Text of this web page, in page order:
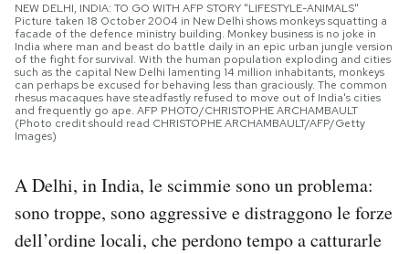
I MIEI PREFERITI
SHOP
CALENDARIO
Area Personale
NEW DELHI, INDIA: TO GO WITH AFP STORY "LIFESTYLE-ANIMALS"
Picture taken 18 October 2004 in New Delhi shows monkeys squatting a
facade of the defence ministry building. Monkey business is no joke in
India where man and beast do battle daily in an epic urban jungle version
of the fight for survival. With the human population exploding and cities
such as the capital New Delhi lamenting 14 million inhabitants, monkeys
can perhaps be excused for behaving less than graciously. The common
rhesus macaques have steadfastly refused to move out of India's cities
and frequently go ape. AFP PHOTO/CHRISTOPHE ARCHAMBAULT
(Photo credit should read CHRISTOPHE ARCHAMBAULT/AFP/Getty
Images)
A Delhi, in India, le scimmie sono un problema:
sono troppe, sono aggressive e distraggono le forze
dell’ordine locali, che perdono tempo a catturarle